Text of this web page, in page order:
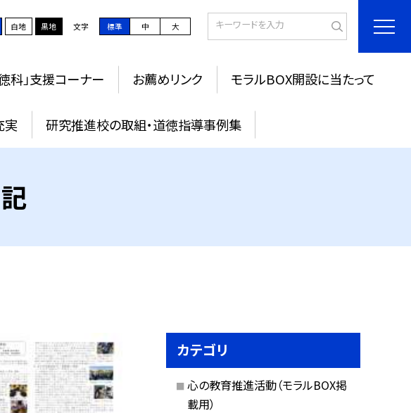
白地 黒地 文字 標準 中 大
科」支援コーナー お薦めリンク モラルBOX開設に当たって
実 研究推進校の取組・道徳指導事例集
カテゴリ
心の教育推進活動（モラルBOX掲
載用）